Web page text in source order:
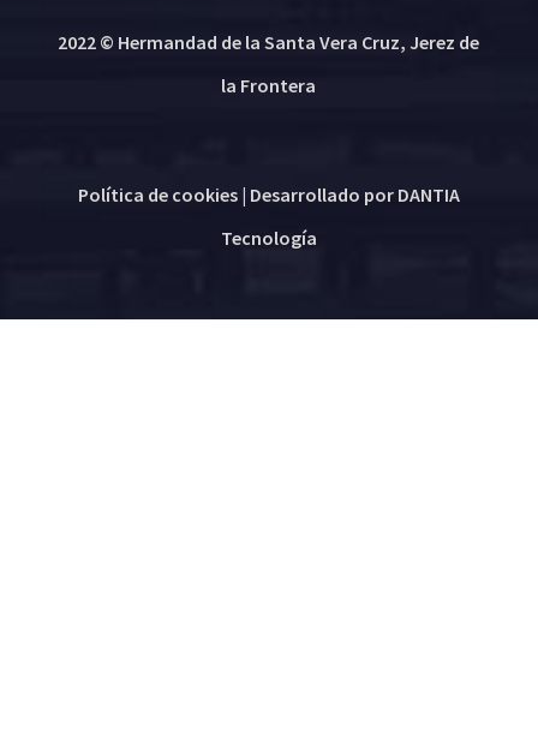
2022 © Hermandad de la Santa Vera Cruz, Jerez de
la Frontera
Política de cookies| Desarrollado por DANTIA
Tecnología